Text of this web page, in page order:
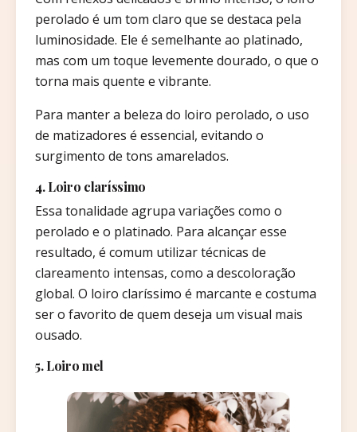
perolado é um tom claro que se destaca pela
luminosidade. Ele é semelhante ao platinado,
mas com um toque levemente dourado, o que o
torna mais quente e vibrante.
Para manter a beleza do loiro perolado, o uso
de matizadores é essencial, evitando o
surgimento de tons amarelados.
4. Loiro claríssimo
Essa tonalidade agrupa variações como o
perolado e o platinado. Para alcançar esse
resultado, é comum utilizar técnicas de
clareamento intensas, como a descoloração
global. O loiro claríssimo é marcante e costuma
ser o favorito de quem deseja um visual mais
ousado.
5. Loiro mel